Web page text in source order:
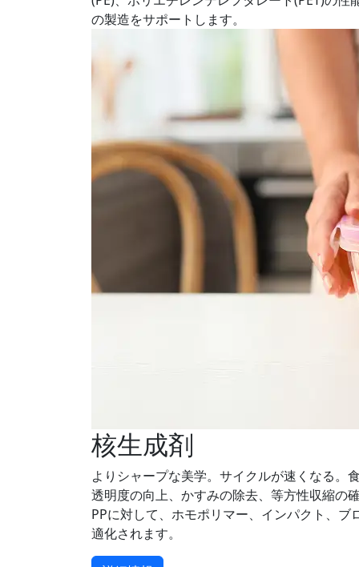
の製造をサポートします。
核生成剤
よりシャープな美学。サイクルが速くなる。
透明度の向上、かすみの除去、等方性収縮の
PPに対して、ホモポリマー、インパクト、ブ
適化されます。